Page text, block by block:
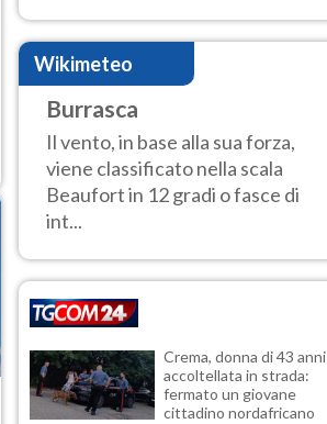
intensa ondata di calore non dà
tregua e durerà fino Ferragosto
Wikimeteo
Burrasca
Il vento, in base alla sua forza,
viene classificato nella scala
Beaufort in 12 gradi o fasce di
int...
Crema, donna di 43 anni
accoltellata in strada:
fermato un giovane
cittadino nordafricano